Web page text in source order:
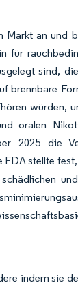
an und
für
sind,
brennbare
würden,
oralen
2025 die
FDA stellte
indem sie